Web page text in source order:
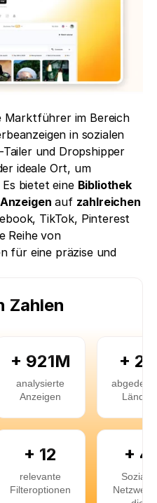
im Bereich
in sozialen
und Dropshipper
entwickelt, ist dieses Tool der ideale Ort, um
Es bietet eine Bibliothek
auf zahlreichen
TikTok, Pinterest
Reihe von
für eine präzise und
Zahlen
+ 921M
analysierte
Anzeigen
+ 23
Länder
+ 12
relevante
Filteroptionen
+ 4
Soziale